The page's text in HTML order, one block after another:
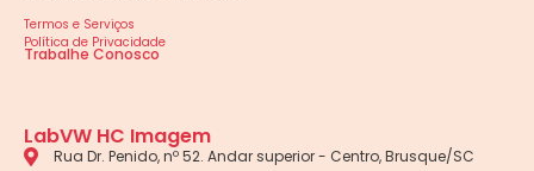
Termos e Serviços
Política de Privacidade
Trabalhe Conosco
LabVW HC Imagem
Rua Dr. Penido, nº 52. Andar superior - Centro, Brusque/SC